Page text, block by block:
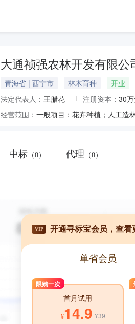
大通祯强农林开发有限公
青海省 | 西宁市 林木育种
开业
法定代表人： 王腊花 注册资本： 30
经营范围：
中标 （0） 代理 （0）
VIP 开通寻标宝会员，查看
单省会员
限购一次
首月试用
¥14.9 ¥39